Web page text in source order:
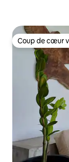
Coup de cœur
Coup de cœur